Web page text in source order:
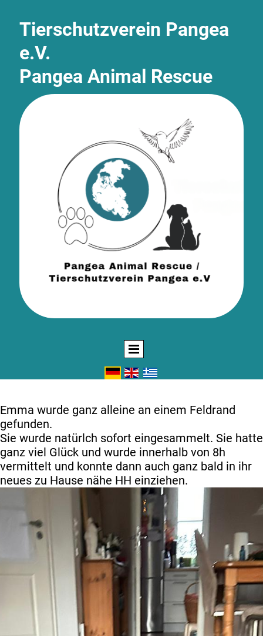
Tierschutzverein Pangea
e.V.
Pangea Animal Rescue
Emma wurde ganz alleine an einem Feldrand
gefunden.
Sie wurde natürlch sofort eingesammelt. Sie hatte
ganz viel Glück und wurde innerhalb von 8h
vermittelt und konnte dann auch ganz bald in ihr
neues zu Hause nähe HH einziehen.